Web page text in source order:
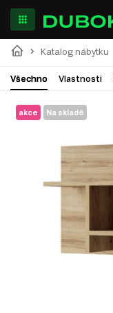
Katalog nábytku
Všechno Vlastnosti
akce Na skladě